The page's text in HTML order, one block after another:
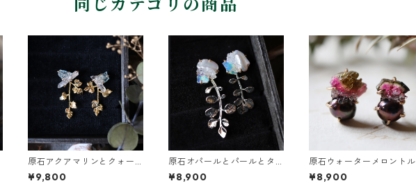
同じカテゴリの商品
原石アクアマリンとクォー
ツとカニクサの葉ピアス
¥9,800
原石オパールとパールとタ
ネツケバナの葉ピアス
¥8,900
原石ウォーターメロントル
マリンとパールのピアス
¥8,900